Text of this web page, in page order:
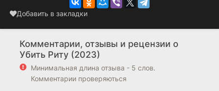
Добавить в закладки
Комментарии, отзывы и рецензии о
Убить Риту (2023)
Минимальная длина отзыва - 5 слов.
Комментарии проверяються